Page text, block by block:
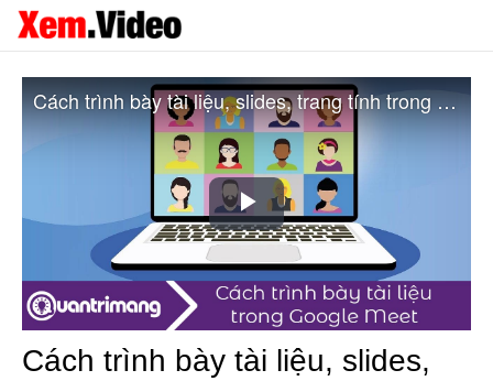
Play
Video
Cách trình bày tài liệu, slides, trang tính trong Google Meet
Cách trình bày tài liệu, slides,